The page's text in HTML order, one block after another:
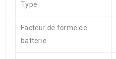
Type
Facteur de forme de
batterie